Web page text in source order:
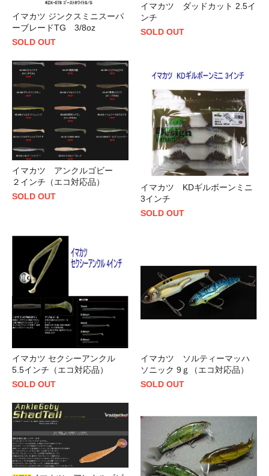
イマカツ ジンクスミニスーパ
ーブレードTG 3/8oz
SOLD OUT
イマカツ ダッドカット 2.5イ
ンチ
SOLD OUT
イマカツ アンクルゴビー
２インチ（エコ対応品）
SOLD OUT
イマカツ KDギルボーンミニ
3インチ
SOLD OUT
イマカツ セクシーアンクル
5.5インチ（エコ対応品）
SOLD OUT
イマカツ ソルティーマッハ
ソニック 9ｇ（エコ対応品）
SOLD OUT